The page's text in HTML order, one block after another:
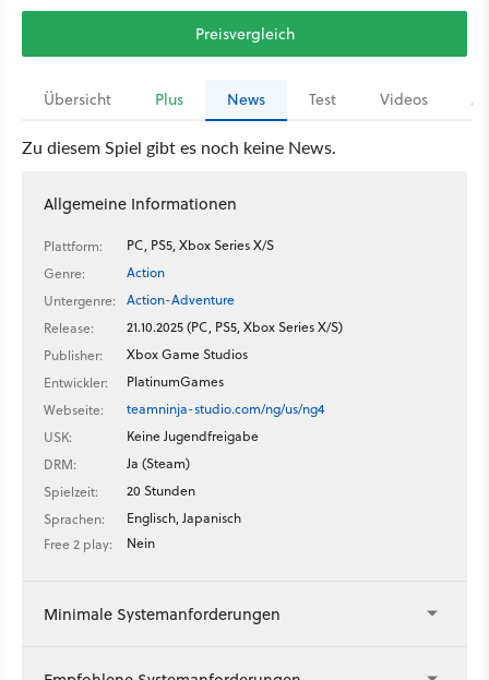
Preisvergleich
Übersicht Plus News Test Videos
Zu diesem Spiel gibt es noch keine News.
Allgemeine Informationen
Plattform:
PC, PS5, Xbox Series X/S
Genre:
Action
Untergenre:
Action-Adventure
Release:
21.10.2025 (PC, PS5, Xbox Series X/S)
Publisher:
Xbox Game Studios
Entwickler:
PlatinumGames
Webseite:
teamninja-studio.com/ng/us/ng4
USK:
Keine Jugendfreigabe
DRM:
Ja (Steam)
Spielzeit:
20 Stunden
Sprachen:
Englisch, Japanisch
Free 2 play:
Nein
Minimale Systemanforderungen